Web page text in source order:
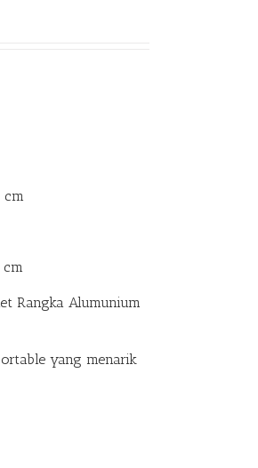
Rangka Alumunium
yang menarik